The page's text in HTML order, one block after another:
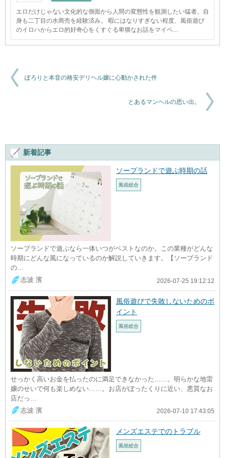
エロだけじゃない文化的な側面から人間の変態性を観測したい猛者。自
身も二丁目の水商売を経験済み。 暇にはなりすぎない程度、風俗遊び
のイロハからエロ的好奇心をくすぐる卑猥なお話をマイペ…
ぽろりと本音の格安デリヘル嬢に心動かされた件
とあるマンヘルの思い出。
新着記事
ソープランドで遊ぶ時期の話
風俗総合
ソープランドで遊ぶなら一体いつがベストなのか。この業種がどんな
時期にどんな風になっているのか解説していきます。【ソープランド
の…
志波 濱
2026-07-25 19:12:12
風俗遊びで失敗しないためのポ
イント
風俗総合
せっかく高いお金を払ったのに満足できなかった……。明らかな地雷
嬢のせいで何も楽しめない……。お店がぼったくりに近い、悪質なお
店だっ…
志波 濱
2026-07-10 17:43:05
メンズエステでのトラブル
風俗総合